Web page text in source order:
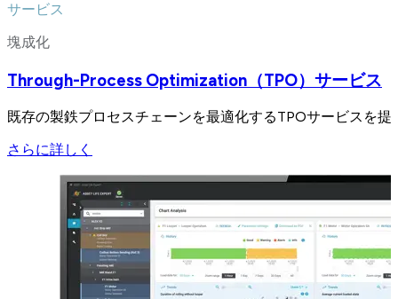
サービス
塊成化
Through-Process Optimization（TPO）サービス
既存の製鉄プロセスチェーンを最適化するTPOサービスを
さらに詳しく